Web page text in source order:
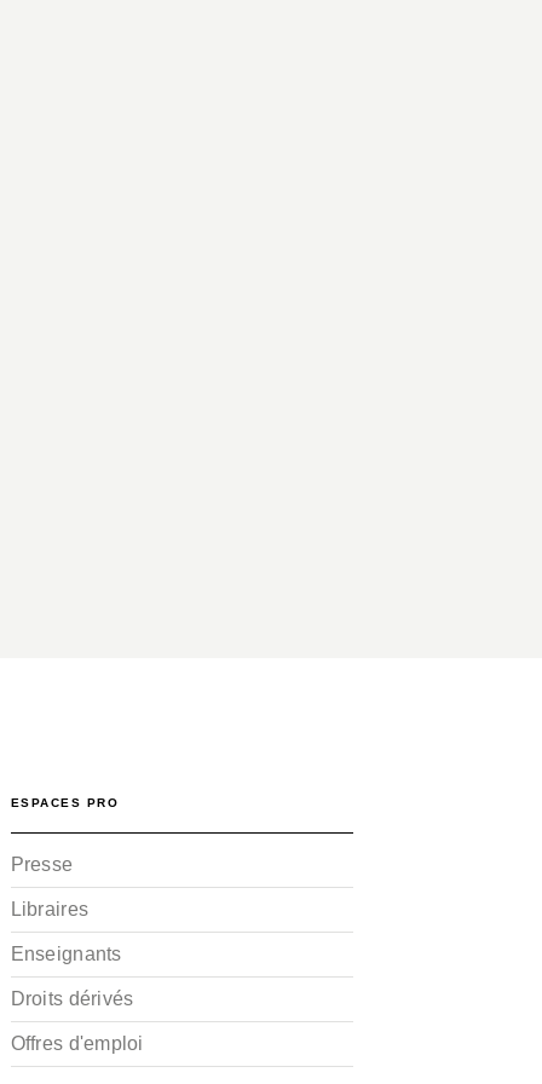
ESPACES PRO
Presse
Libraires
Enseignants
Droits dérivés
Offres d'emploi